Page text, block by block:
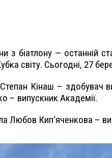
з біатлону — останній
світу. Сьогодні, 27
Кінаш – здобувач
– випускник Академії.
Любов Кип‘яченкова –